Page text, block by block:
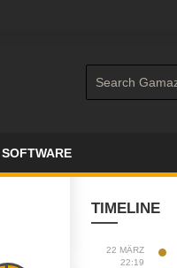
SOFTWARE
TIMELINE
22 MÄRZ
22:19